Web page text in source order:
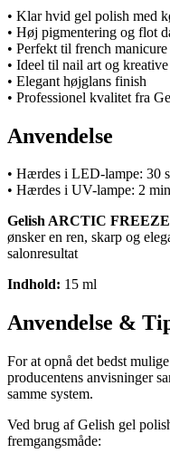
• Klar hvid gel polish med
• Høj pigmentering og flot
• Perfekt til french manicure
• Ideel til nail art og
• Elegant højglans finish
• Professionel kvalitet fra
Anvendelse
• Hærdes i LED-lampe: 30
• Hærdes i UV-lampe: 2
Gelish ARCTIC FREEZE
ønsker en ren, skarp og
salonresultat
Indhold: 15 ml
Anvendelse &
For at opnå det bedst
producentens anvisninger
samme system.
Ved brug af Gelish gel
fremgangsmåde: